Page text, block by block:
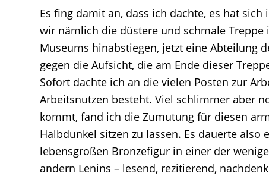
Es fing damit an, dass ich dachte, es hat
wir nämlich die düstere und schmale Treppe
Museums hinabstiegen, jetzt eine Abteilung
gegen die Aufsicht, die am Ende dieser
Sofort dachte ich an die vielen Posten zur
Arbeitsnutzen besteht. Viel schlimmer aber
kommt, fand ich die Zumutung für diesen
Halbdunkel sitzen zu lassen. Es dauerte
lebensgroßen Bronzefigur in einer der
andern Lenins – lesend, rezitierend,